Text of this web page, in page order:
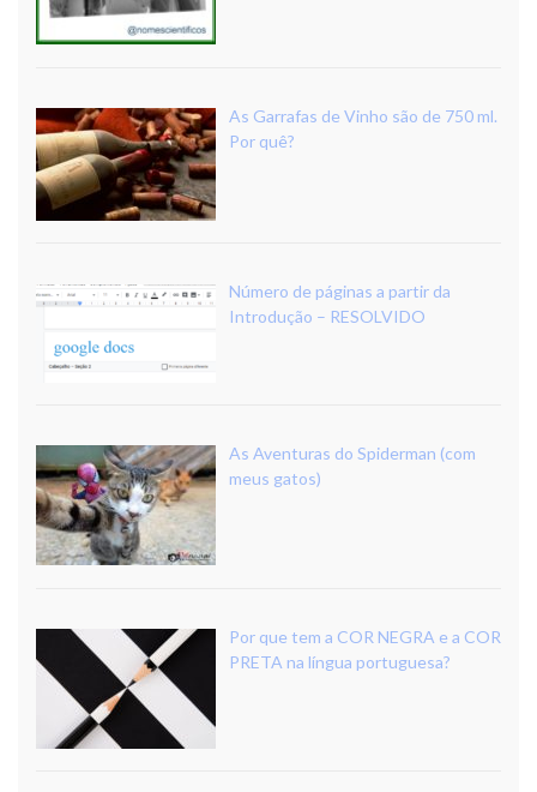
As Garrafas de Vinho são de 750 ml.
Por quê?
Número de páginas a partir da
Introdução – RESOLVIDO
As Aventuras do Spiderman (com
meus gatos)
Por que tem a COR NEGRA e a COR
PRETA na língua portuguesa?